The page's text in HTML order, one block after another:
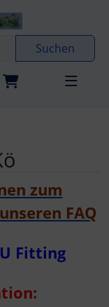
Inhalt
Suchen
zum
FAQ
Fitting